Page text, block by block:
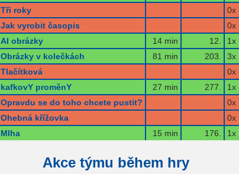
Tři roky
0x
Jak vyrobit časopis
0x
AI obrázky 14 min 12.
1x
Obrázky v kolečkách 81 min 203.
3x
Tlačítková
0x
kafkovY proměnY 27 min 277.
1x
Opravdu se do toho chcete pustit?
0x
Ohebná křížovka
0x
Mlha 15 min 176. 1x
Akce týmu během hry